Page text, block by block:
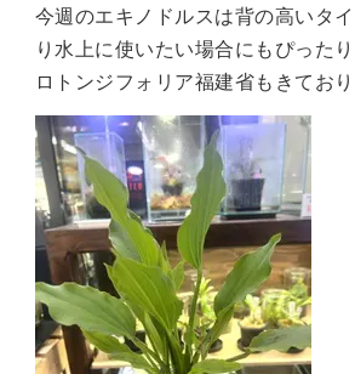
今週のエキノドルスは背の高いタ
り水上に使いたい場合にもぴった
ロトンジフォリア福建省もきており